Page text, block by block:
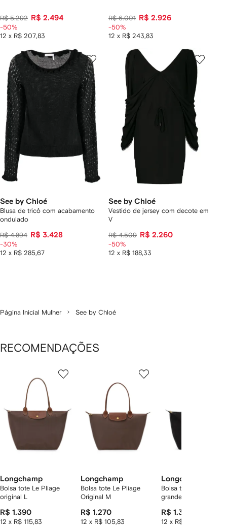
R$ 5.292 R$ 2.494
12 x R$ 207,83
-50%
R$ 6.001 R$ 2.926
12 x R$ 243,83
-50%
See by Chloé
Blusa de tricô com acabamento
ondulado
R$ 4.894 R$ 3.428
12 x R$ 285,67
-30%
See by Chloé
Vestido de jersey com decote em
V
R$ 4.509 R$ 2.260
12 x R$ 188,33
-50%
Página Inicial Mulher See by Chloé
RECOMENDAÇÕES
Longchamp
Bolsa tote Le Pliage
original L
R$ 1.390
12 x R$ 115,83
Longchamp
Bolsa tote Le Pliage
Original M
R$ 1.270
12 x R$ 105,83
Longchamp
Bolsa tote Le Pliage
grande
R$ 1.390
12 x R$ 115,83